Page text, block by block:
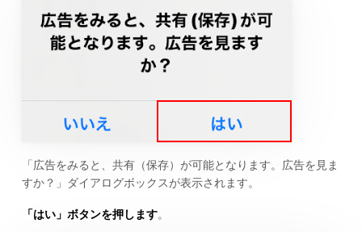
「広告をみると、共有（保存）が可能となります。広告を見ま
すか？」ダイアログボックスが表示されます。
「はい」ボタンを押します。